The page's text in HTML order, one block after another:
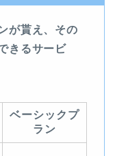
が貰え、その
きるサービ
ベーシックプ
ラン